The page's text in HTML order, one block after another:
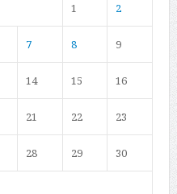
1 2
7 8 9
14 15 16
21 22 23
28 29 30